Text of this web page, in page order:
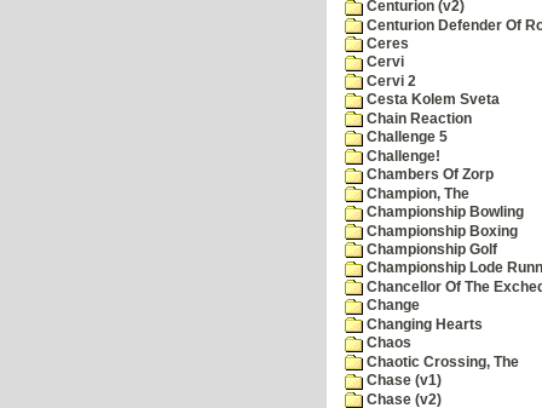
Centurion (v2)
Centurion Defender Of
Ceres
Cervi
Cervi 2
Cesta Kolem Sveta
Chain Reaction
Challenge 5
Challenge!
Chambers Of Zorp
Champion, The
Championship Bowling
Championship Boxing
Championship Golf
Championship Lode
Chancellor Of The
Change
Changing Hearts
Chaos
Chaotic Crossing, The
Chase (v1)
Chase (v2)